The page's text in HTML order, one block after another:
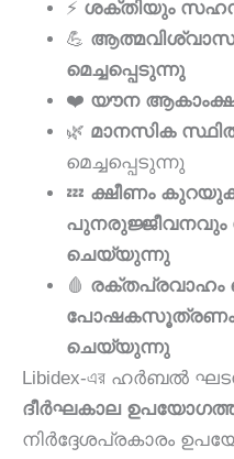
⚡ ശക്തിയും
💪
മെച്ചപ്പെടുന്നു
❤️ യൗന
🌿 മാനസിക
മെച്ചപ്പെടുന്നു
💤 ക്ഷീണം
പുനരുജ്ജീവനവും
ചെയ്യുന്നു
🩸 രക്തപ്രവാഹം
പോഷകസൂത്രണം
ചെയ്യുന്നു
Libidex-এর ഹർബൽ
ദീർഘകാല
നിർദ്ദേശപ്രകാരം